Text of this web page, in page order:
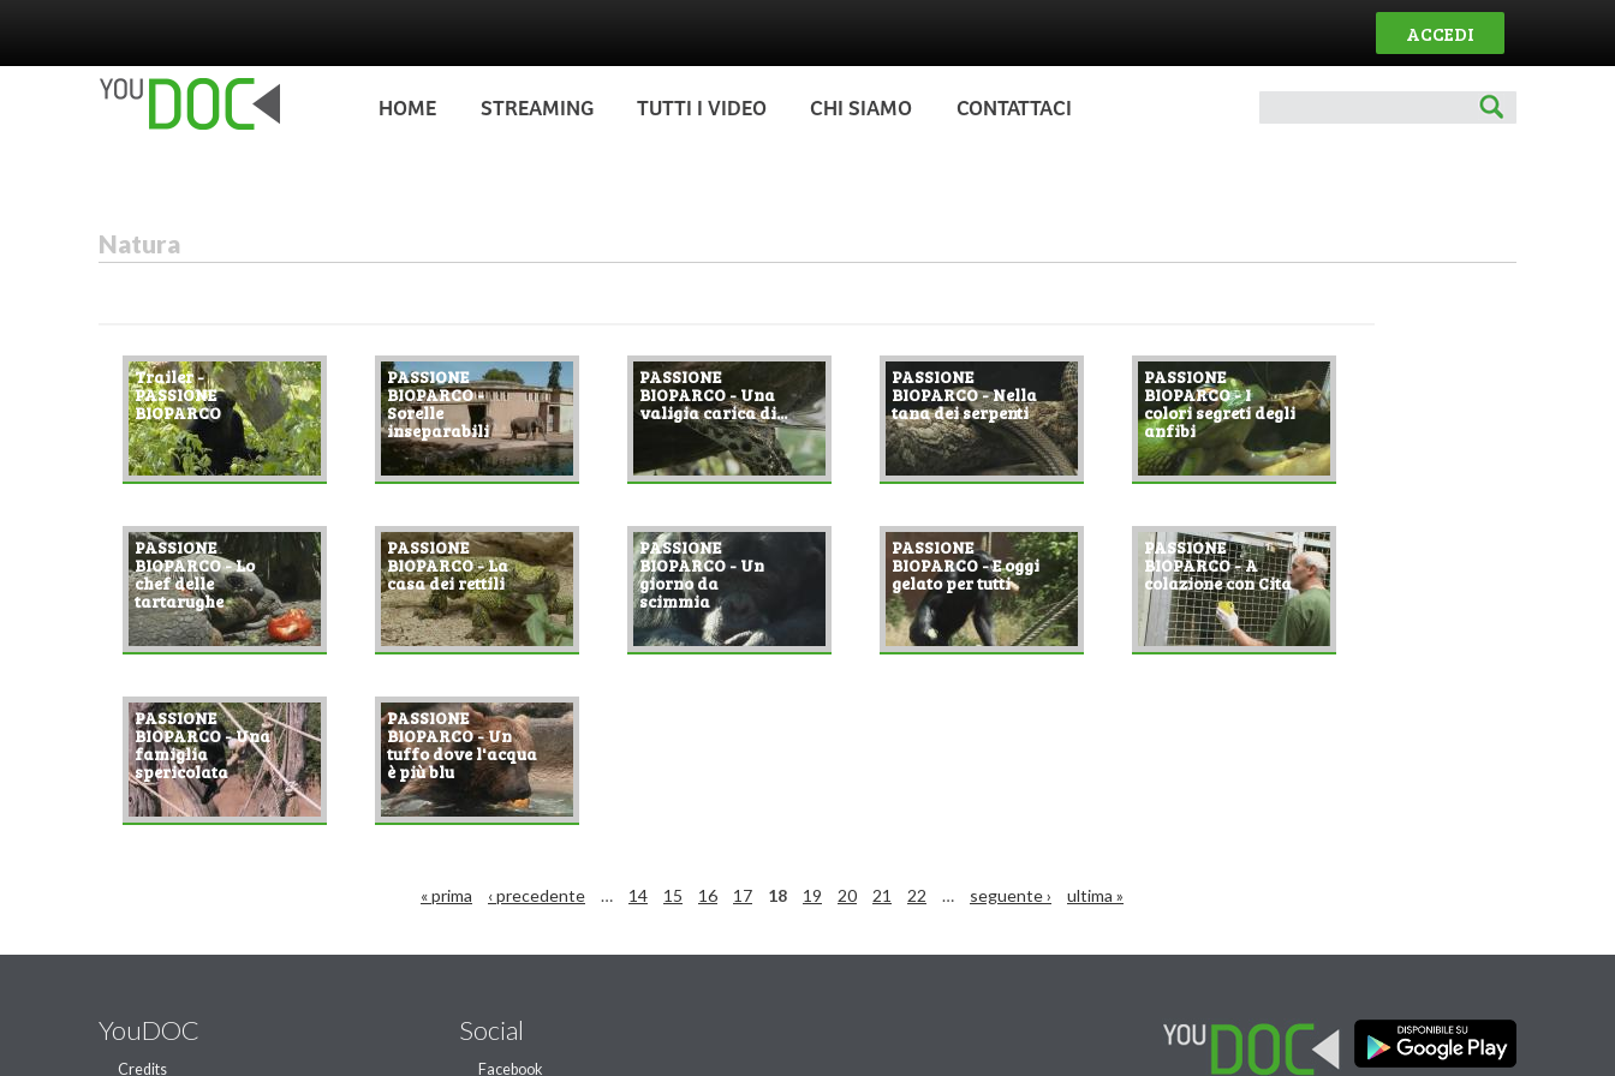
ACCEDI
HOME STREAMING TUTTI I VIDEO CHI SIAMO CONTATTACI
Natura
Trailer -
PASSIONE
BIOPARCO
PASSIONE
BIOPARCO -
Sorelle
inseparabili
PASSIONE
BIOPARCO - Una
valigia carica di...
PASSIONE
BIOPARCO - Nella
tana dei serpenti
PASSIONE
BIOPARCO - I
colori segreti degli
anfibi
PASSIONE
BIOPARCO - Lo
chef delle
tartarughe
PASSIONE
BIOPARCO - La
casa dei rettili
PASSIONE
BIOPARCO - Un
giorno da
scimmia
PASSIONE
BIOPARCO - E oggi
gelato per tutti
PASSIONE
BIOPARCO - A
colazione con Cita
PASSIONE
BIOPARCO - Una
famiglia
spericolata
PASSIONE
BIOPARCO - Un
tuffo dove l'acqua
è più blu
« prima ‹ precedente … 14 15 16 17 18 19 20 21 22 … seguente › ultima »
YouDOC
Credits
Social
Facebook